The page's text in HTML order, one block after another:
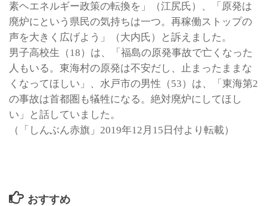
素ヘエネルギー政策の転換を」（江尻氏）、「原発は
廃炉にという県民の気持ちは一つ。再稼働ストップの
声を大きく広げよう」（大内氏）と訴えました。
男子高校生（18）は、「福島の原発事故で亡くなった
人もいる。東海村の原発は不安だし、止まったままな
くなってほしい」、水戸市の男性（53）は、「東海第2
の事故は首都圏も犠牲になる。絶対廃炉にしてほし
い」と話していました。
（「しんぶん赤旗」2019年12月15日付より転載）
おすすめ